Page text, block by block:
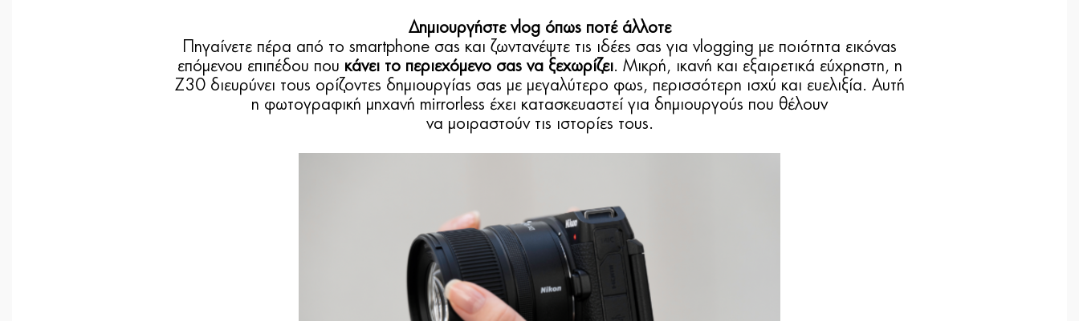
Δημιουργήστε vlog όπως ποτέ άλλοτε
Πηγαίνετε πέρα από το smartphone σας και ζωντανέψτε τις ιδέες σας για vlogging με ποιότητα εικόνας
επόμενου επιπέδου που κάνει το περιεχόμενο σας να ξεχωρίζει. Μικρή, ικανή και εξαιρετικά εύχρηστη, η
Z30 διευρύνει τους ορίζοντες δημιουργίας σας με μεγαλύτερο φως, περισσότερη ισχύ και ευελιξία. Αυτή
η φωτογραφική μηχανή mirrorless έχει κατασκευαστεί για δημιουργούς που θέλουν
να μοιραστούν τις ιστορίες τους.